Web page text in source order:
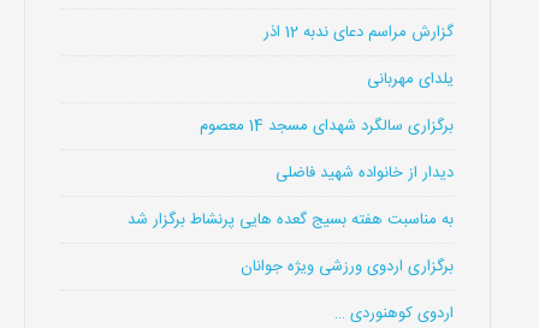
گزارش مراسم دعای ندبه 12 اذر
یلدای مهربانی
برگزاری سالگرد شهدای مسجد 14 معصوم
دیدار از خانواده شهید فاضلی
به مناسبت هفته بسیج گعده هایی پرنشاط برگزار شد
برگزاری اردوی ورزشی ویژه جوانان
اردوی کوهنوردی …